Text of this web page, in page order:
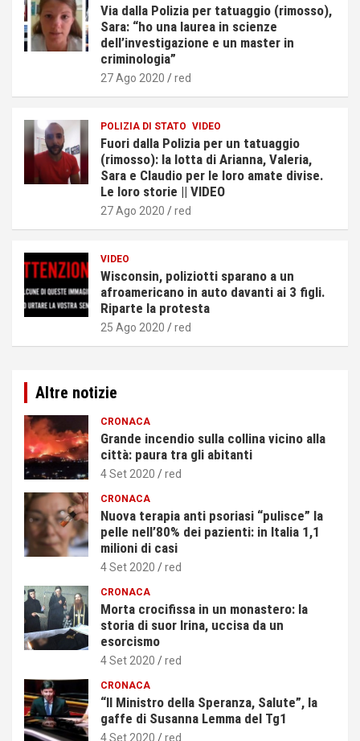
Via dalla Polizia per tatuaggio (rimosso),
Sara: “ho una laurea in scienze
dell’investigazione e un master in
criminologia”
27 Ago 2020 red
POLIZIA DI STATO VIDEO
Fuori dalla Polizia per un tatuaggio
(rimosso): la lotta di Arianna, Valeria,
Sara e Claudio per le loro amate divise.
Le loro storie || VIDEO
27 Ago 2020 red
VIDEO
Wisconsin, poliziotti sparano a un
afroamericano in auto davanti ai 3 figli.
Riparte la protesta
25 Ago 2020 red
Altre notizie
CRONACA
Grande incendio sulla collina vicino alla
città: paura tra gli abitanti
4 Set 2020 red
CRONACA
Nuova terapia anti psoriasi “pulisce” la
pelle nell’80% dei pazienti: in Italia 1,1
milioni di casi
4 Set 2020 red
CRONACA
Morta crocifissa in un monastero: la
storia di suor Irina, uccisa da un
esorcismo
4 Set 2020 red
CRONACA
“Il Ministro della Speranza, Salute”, la
gaffe di Susanna Lemma del Tg1
4 Set 2020 red